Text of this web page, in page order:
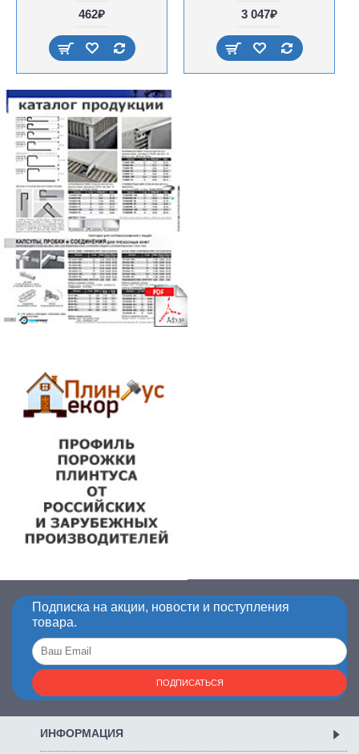
462₽
3 047₽
Подписка на акции, новости и поступления
товара.
ПОДПИСАТЬСЯ
ИНФОРМАЦИЯ